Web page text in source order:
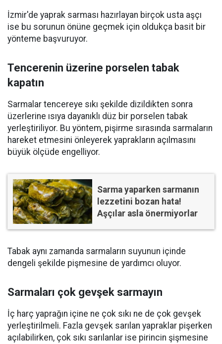
İzmir'de yaprak sarması hazırlayan birçok usta aşçı
ise bu sorunun önüne geçmek için oldukça basit bir
yönteme başvuruyor.
Tencerenin üzerine porselen tabak
kapatın
Sarmalar tencereye sıkı şekilde dizildikten sonra
üzerlerine ısıya dayanıklı düz bir porselen tabak
yerleştiriliyor. Bu yöntem, pişirme sırasında sarmaların
hareket etmesini önleyerek yaprakların açılmasını
büyük ölçüde engelliyor.
Sarma yaparken sarmanın
lezzetini bozan hata!
Aşçılar asla önermiyorlar
Tabak aynı zamanda sarmaların suyunun içinde
dengeli şekilde pişmesine de yardımcı oluyor.
Sarmaları çok gevşek sarmayın
İç harç yaprağın içine ne çok sıkı ne de çok gevşek
yerleştirilmeli. Fazla gevşek sarılan yapraklar pişerken
açılabilirken, çok sıkı sarılanlar ise pirincin şişmesine